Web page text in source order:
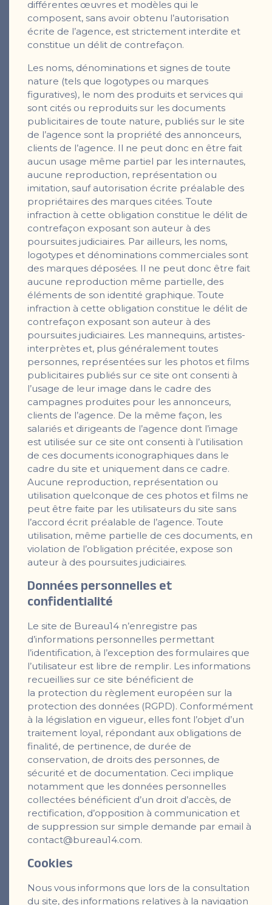
différentes œuvres et modèles qui le
composent, sans avoir obtenu l’autorisation
écrite de l’agence, est strictement interdite et
constitue un délit de contrefaçon.
Les noms, dénominations et signes de toute
nature (tels que logotypes ou marques
figuratives), le nom des produits et services qui
sont cités ou reproduits sur les documents
publicitaires de toute nature, publiés sur le site
de l’agence sont la propriété des annonceurs,
clients de l’agence. Il ne peut donc en être fait
aucun usage même partiel par les internautes,
aucune reproduction, représentation ou
imitation, sauf autorisation écrite préalable des
propriétaires des marques citées. Toute
infraction à cette obligation constitue le délit de
contrefaçon exposant son auteur à des
poursuites judiciaires. Par ailleurs, les noms,
logotypes et dénominations commerciales sont
des marques déposées. Il ne peut donc être fait
aucune reproduction même partielle, des
éléments de son identité graphique. Toute
infraction à cette obligation constitue le délit de
contrefaçon exposant son auteur à des
poursuites judiciaires. Les mannequins, artistes-
interprètes et, plus généralement toutes
personnes, représentées sur les photos et films
publicitaires publiés sur ce site ont consenti à
l’usage de leur image dans le cadre des
campagnes produites pour les annonceurs,
clients de l’agence. De la même façon, les
salariés et dirigeants de l’agence dont l’image
est utilisée sur ce site ont consenti à l’utilisation
de ces documents iconographiques dans le
cadre du site et uniquement dans ce cadre.
Aucune reproduction, représentation ou
utilisation quelconque de ces photos et films ne
peut être faite par les utilisateurs du site sans
l’accord écrit préalable de l’agence. Toute
utilisation, même partielle de ces documents, en
violation de l’obligation précitée, expose son
auteur à des poursuites judiciaires.
Données personnelles et
confidentialité
Le site de Bureau14 n’enregistre pas
d’informations personnelles permettant
l’identification, à l’exception des formulaires que
l’utilisateur est libre de remplir. Les informations
recueillies sur ce site bénéficient de
la protection du règlement européen sur la
protection des données (RGPD). Conformément
à la législation en vigueur, elles font l’objet d’un
traitement loyal, répondant aux obligations de
finalité, de pertinence, de durée de
conservation, de droits des personnes, de
sécurité et de documentation. Ceci implique
notamment que les données personnelles
collectées bénéficient d’un droit d’accès, de
rectification, d’opposition à communication et
de suppression sur simple demande par email à
contact@bureau14.com.
Cookies
Nous vous informons que lors de la consultation
du site, des informations relatives à la navigation